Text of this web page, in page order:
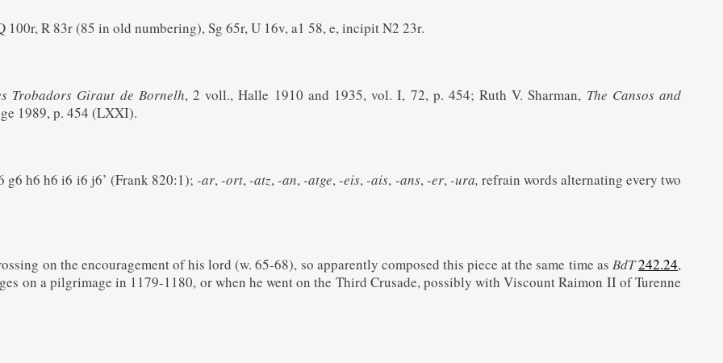
100r, R 83r (85 in old numbering), Sg 65r, U 16v, a1 58, e, incipit N2 23r.
Trobadors Giraut de Bornelh, 2 voll., Halle 1910 and 1935, vol. I, 72, p. 454; Ruth V. Sharman, The Cansos and
1989, p. 454 (LXXI).
g6 h6 h6 i6 i6 j6’ (Frank 820:1); -ar, -ort, -atz, -an, -atge, -eis, -ais, -ans, -er, -ura, refrain words alternating every two
on the encouragement of his lord (w. 65-68), so apparently composed this piece at the same time as BdT242.24,
on a pilgrimage in 1179-1180, or when he went on the Third Crusade, possibly with Viscount Raimon II of Turenne